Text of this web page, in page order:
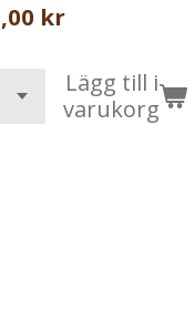
kr
Lägg till i
varukorg